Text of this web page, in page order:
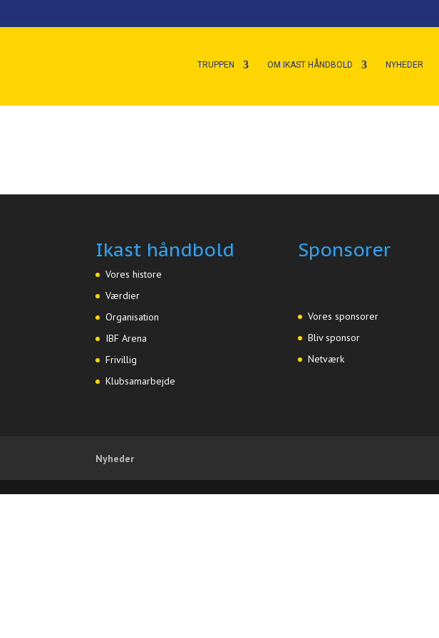
TRUPPEN OM IKAST HÅNDBOLD NYHEDER
Ikast håndbold
Vores histore
Værdier
Organisation
IBF Arena
Frivillig
Klubsamarbejde
Sponsorer
Vores sponsorer
Bliv sponsor
Netværk
Nyheder